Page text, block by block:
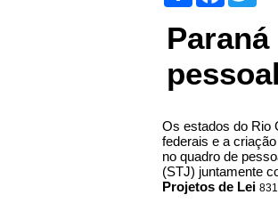
Os estados do Rio
federais e a
no quadro de
(STJ) juntamente
Projetos de Lei